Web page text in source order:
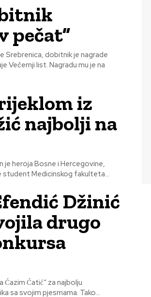
pečat”
Srebrenica, dobitnik je nagrade
mu je na
iz
najbolji na
je heroja Bosne i Hercegovine,
student Medicinskog fakulteta...
Džinić
drugo
Ćazim Ćatić“ za najbolju
neobjavljenu pjesmu, šesti po redu, prijavilo se 242 učesnika sa svojim pjesmama. Tako...